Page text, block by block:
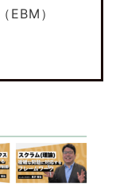
EBM）